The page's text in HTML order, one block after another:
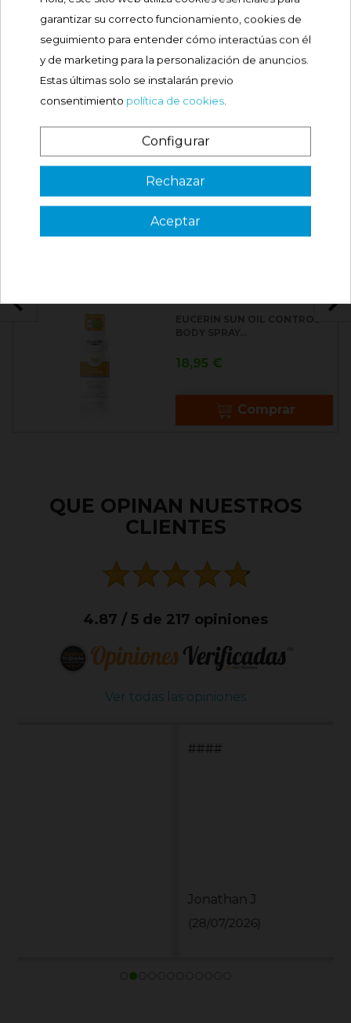
PRECAUCIÓN
COMPOSICIONES
OPINIONES
PRODUCTOS RELACIONADOS
EUCERIN SUN SENSITIVE
Precio
17,30 €
Precio
18,95 €
Comprar
QUE OPINAN NUESTROS
CLIENTES
4.87 / 5 de 217 opiniones
Ver todas las opiniones
¿Es tu primera vez? ¡SORPRESA!
VER CÓDIGO
3 €
garantizar su correcto funcionamiento, cookies de
seguimiento para entender cómo interactúas con él
y de marketing para la personalización de anuncios.
Estas últimas solo se instalarán previo
consentimiento política de cookies
Configurar
Rechazar
Aceptar